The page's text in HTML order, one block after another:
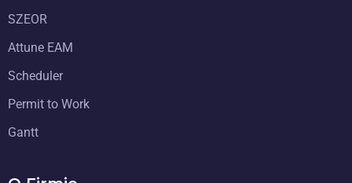
SZEOR
Attune EAM
Scheduler
Permit to Work
Gantt